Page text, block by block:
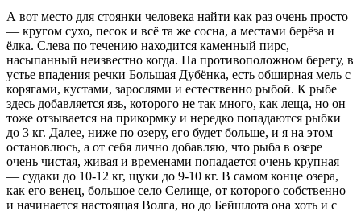
А вот место для стоянки человека найти как раз очень просто
— кругом сухо, песок и всё та же сосна, а местами берёза и
ёлка. Слева по течению находится каменный пирс,
насыпанный неизвестно когда. На противоположном берегу, в
устье впадения речки Большая Дубёнка, есть обширная мель с
корягами, кустами, зарослями и естественно рыбой. К рыбе
здесь добавляется язь, которого не так много, как леща, но он
тоже отзывается на прикормку и нередко попадаются рыбки
до 3 кг. Далее, ниже по озеру, его будет больше, и я на этом
остановлюсь, а от себя лично добавляю, что рыба в озере
очень чистая, живая и временами попадается очень крупная
— судаки до 10-12 кг, щуки до 9-10 кг. В самом конце озера,
как его венец, большое село Селище, от которого собственно
и начинается настоящая Волга, но до Бейшлота она хоть и с